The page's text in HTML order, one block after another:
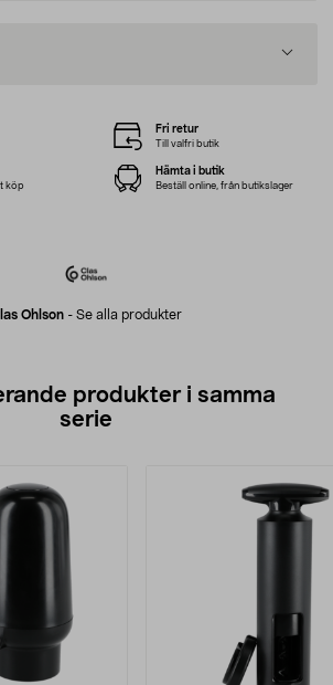
Ohlson - Se alla produkter
Fri retur
Till valfri butik
köp
Hämta i butik
Beställ online, från butikslager
produkter i samma
serie